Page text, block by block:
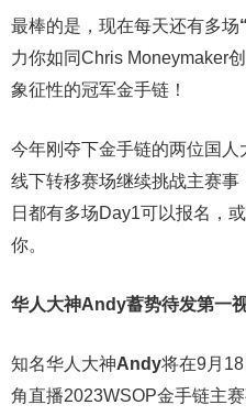
最棒的是，现在每天还有多场
力你如同Chris Moneymaker
象征性的冠军金手链！
今年刚夺下金手链的两位国人
线下转移赛场继续挑战主赛
日都有多场Day1可以报名，
你。
华人大神Andy蓄势待发第一
知名华人大神Andy将在9月
角直播2023WSOP金手链主